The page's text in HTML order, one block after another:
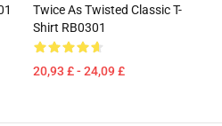
Twice As Twisted Classic T-
Shirt RB0301
20,93 £ - 24,09 £